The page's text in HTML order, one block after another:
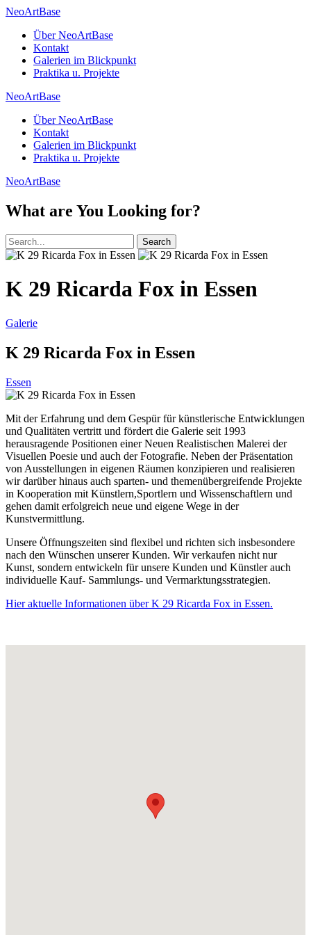
NeoArtBase
Über NeoArtBase
Kontakt
Galerien im Blickpunkt
Praktika u. Projekte
NeoArtBase
Über NeoArtBase
Kontakt
Galerien im Blickpunkt
Praktika u. Projekte
NeoArtBase
What are You Looking for?
Search
K 29 Ricarda Fox in Essen
Galerie
K 29 Ricarda Fox in Essen
Essen
Mit der Erfahrung und dem Gespür für künstlerische Entwicklungen
und Qualitäten vertritt und fördert die Galerie seit 1993
herausragende Positionen einer Neuen Realistischen Malerei der
Visuellen Poesie und auch der Fotografie. Neben der Präsentation
von Ausstellungen in eigenen Räumen konzipieren und realisieren
wir darüber hinaus auch sparten- und themenübergreifende Projekte
in Kooperation mit Künstlern,Sportlern und Wissenschaftlern und
gehen damit erfolgreich neue und eigene Wege in der
Kunstvermittlung.
Unsere Öffnungszeiten sind flexibel und richten sich insbesondere
nach den Wünschen unserer Kunden. Wir verkaufen nicht nur
Kunst, sondern entwickeln für unsere Kunden und Künstler auch
individuelle Kauf- Sammlungs- und Vermarktungsstrategien.
Hier aktuelle Informationen über K 29 Ricarda Fox in Essen.